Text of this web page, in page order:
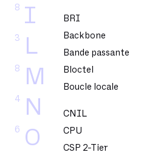
I
8
L
3
M
8
N
4
O
6
BRI
Backbone
Bande passante
Bloctel
Boucle locale
CNIL
CPU
CSP 2-Tier